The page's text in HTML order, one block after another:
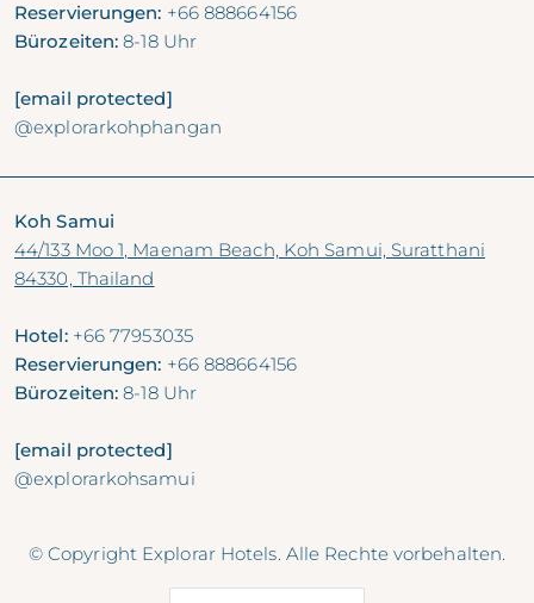
Reservierungen: +66 888664156
Bürozeiten: 8-18 Uhr
[email protected]
@explorarkohphangan
Koh Samui
44/133 Moo 1, Maenam Beach, Koh Samui, Suratthani
84330, Thailand
Hotel: +66 77953035
Reservierungen: +66 888664156
Bürozeiten: 8-18 Uhr
[email protected]
@explorarkohsamui
© Copyright Explorar Hotels. Alle Rechte vorbehalten.